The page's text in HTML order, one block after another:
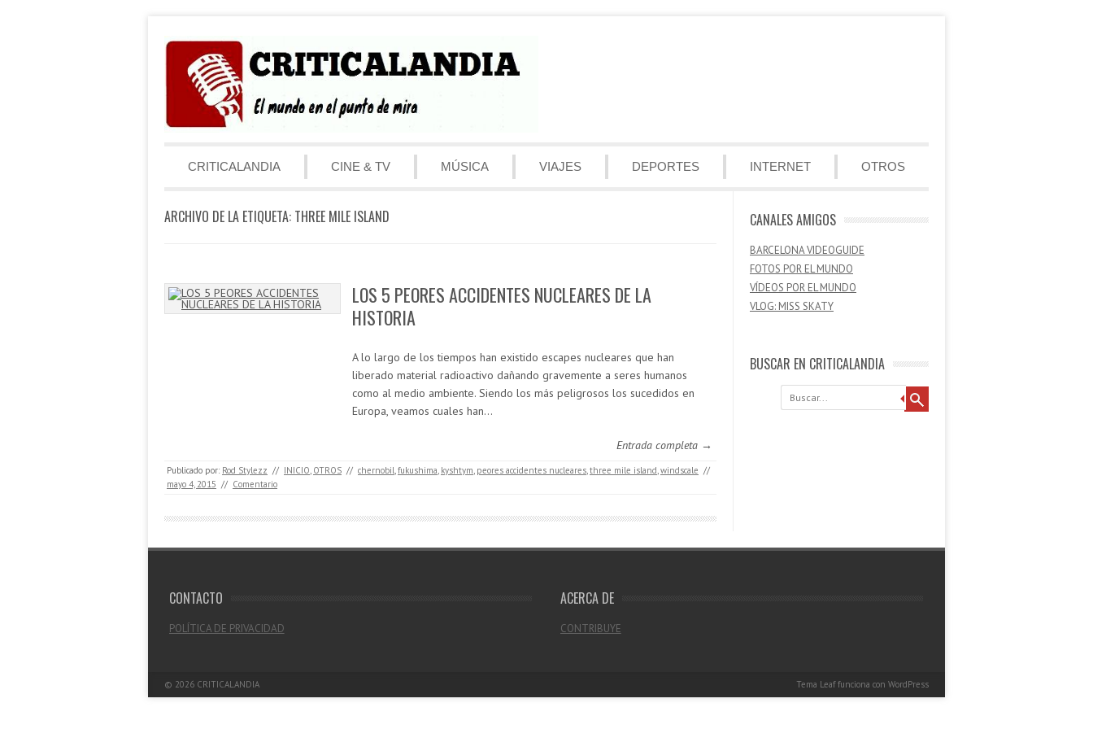
Menú
CRITICALANDIA
CINE & TV MÚSICA VIAJES DEPORTES INTERNET OTROS
ARCHIVO DE LA ETIQUETA: THREE MILE ISLAND
LOS 5 PEORES ACCIDENTES NUCLEARES DE LA
HISTORIA
A lo largo de los tiempos han existido escapes nucleares que han
liberado material radioactivo dañando gravemente a seres humanos
como al medio ambiente. Siendo los más peligrosos los sucedidos en
Europa, veamos cuales han…
Entrada completa →
Publicado por: Rod Stylezz // INICIO, OTROS // chernobil,fukushima, kyshtym, peores accidentes nucleares,three mile island,windscale //
mayo 4, 2015 // Comentario
CANALES AMIGOS
BARCELONA VIDEOGUIDE
FOTOS POR EL MUNDO
VÍDEOS POR EL MUNDO
VLOG: MISS SKATY
BUSCAR EN CRITICALANDIA
Buscar
CONTACTO
POLÍTICA DE PRIVACIDAD
ACERCA DE
CONTRIBUYE
© 2026 CRITICALANDIA Tema Leaffunciona con WordPress